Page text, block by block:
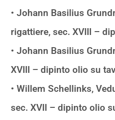
• Johann Basilius
rigattiere, sec. XVIII –
• Johann Basilius
XVIII – dipinto olio su
• Willem Schellinks,
sec. XVII – dipinto olio